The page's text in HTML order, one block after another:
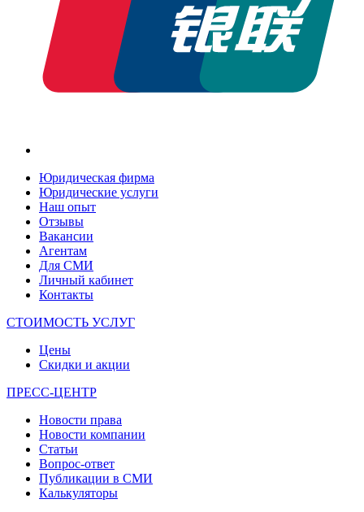
Юридическая фирма
Юридические услуги
Наш опыт
Отзывы
Вакансии
Агентам
Для СМИ
Личный кабинет
Контакты
СТОИМОСТЬ УСЛУГ
Цены
Скидки и акции
ПРЕСС-ЦЕНТР
Новости права
Новости компании
Статьи
Вопрос-ответ
Публикации в СМИ
Калькуляторы